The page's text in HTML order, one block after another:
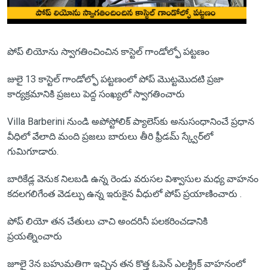
పోప్ లియోను స్వాగతించించిన కాస్టెల్ గాండోల్ఫో పట్టణం
జులై 13 కాస్టెల్ గాండోల్ఫో పట్టణంలో పోప్ మొట్టమొదటి ప్రజా
కార్యక్రమానికి ప్రజలు పెద్ద సంఖ్యలో స్వాగతించారు
Villa Barberini నుండి అపోస్టోలిక్ ప్యాలెస్‌కు అనుసంధానించే ప్రధాన
వీధిలో వేలాది మంది ప్రజలు బారులు తీరి ఫ్రీడమ్ స్క్వేర్‌లో
గుమిగూడారు.
బారికేడ్ల వెనుక నిలబడి ఉన్న రెండు వరుసల విశ్వాసుల మధ్య వాహనం
కదలగలిగేంత వెడల్పు ఉన్న ఇరుకైన వీధులో పోప్ ప్రయాణించారు .
పోప్ లియో తన చేతులు చాచి అందరినీ పలకరించడానికి
ప్రయత్నించారు
జూలై 3న బహుమతిగా ఇచ్చిన తన కొత్త ఓపెన్ ఎలక్ట్రిక్ వాహనంలో